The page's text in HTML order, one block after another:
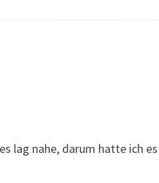
lag nahe, darum hatte ich es